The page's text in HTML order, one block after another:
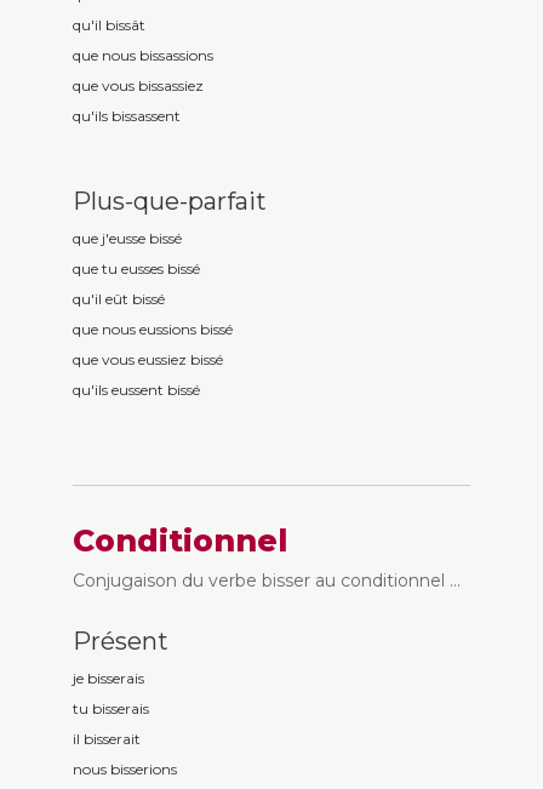
qu'il bissât
que nous bissassions
que vous bissassiez
qu'ils bissassent
Plus-que-parfait
que j'eusse bissé
que tu eusses bissé
qu'il eût bissé
que nous eussions bissé
que vous eussiez bissé
qu'ils eussent bissé
Conditionnel
Conjugaison du verbe bisser au conditionnel ...
Présent
je bisserais
tu bisserais
il bisserait
nous bisserions